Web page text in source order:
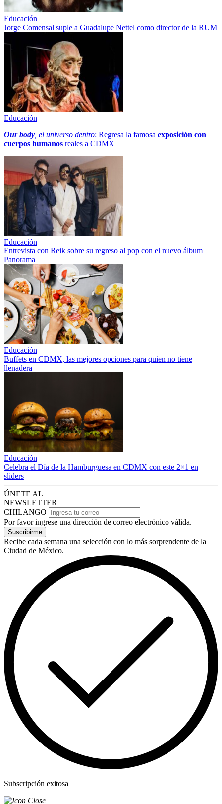
Educación
Jorge Comensal suple a Guadalupe Nettel como director de la RUM
Educación
Our body , el universo dentro: Regresa la famosa exposición con
cuerpos humanos reales a CDMX
Educación
Entrevista con Reik sobre su regreso al pop con el nuevo álbum
Panorama
Educación
Buffets en CDMX, las mejores opciones para quien no tiene
llenadera
Educación
Celebra el Día de la Hamburguesa en CDMX con este 2×1 en
sliders
ÚNETE AL
NEWSLETTER
CHILANGO
Por favor ingrese una dirección de correo electrónico válida.
Suscribirme
Recibe cada semana una selección con lo más sorprendente de la
Ciudad de México.
Subscripción exitosa